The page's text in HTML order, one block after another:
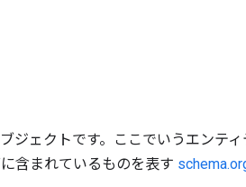
ジェクトです。ここでいうエンティ
含まれているものを表す